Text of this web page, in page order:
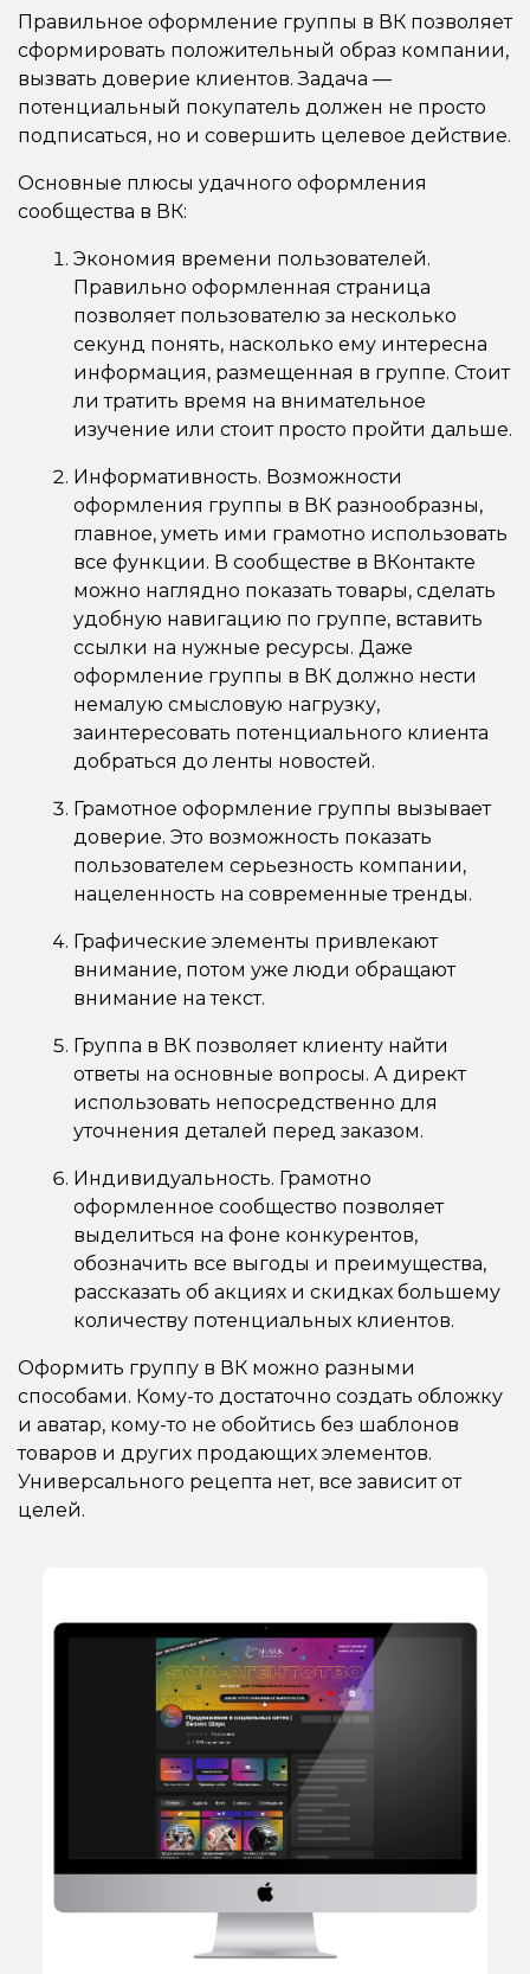
Правильное оформление группы в ВК позволяет
сформировать положительный образ компании,
вызвать доверие клиентов. Задача —
потенциальный покупатель должен не просто
подписаться, но и совершить целевое действие.
Основные плюсы удачного оформления
сообщества в ВК:
Экономия времени пользователей.
Правильно оформленная страница
позволяет пользователю за несколько
секунд понять, насколько ему интересна
информация, размещенная в группе. Стоит
ли тратить время на внимательное
изучение или стоит просто пройти дальше.
Информативность. Возможности
оформления группы в ВК разнообразны,
главное, уметь ими грамотно использовать
все функции. В сообществе в ВКонтакте
можно наглядно показать товары, сделать
удобную навигацию по группе, вставить
ссылки на нужные ресурсы. Даже
оформление группы в ВК должно нести
немалую смысловую нагрузку,
заинтересовать потенциального клиента
добраться до ленты новостей.
Грамотное оформление группы вызывает
доверие. Это возможность показать
пользователем серьезность компании,
нацеленность на современные тренды.
Графические элементы привлекают
внимание, потом уже люди обращают
внимание на текст.
Группа в ВК позволяет клиенту найти
ответы на основные вопросы. А директ
использовать непосредственно для
уточнения деталей перед заказом.
Индивидуальность. Грамотно
оформленное сообщество позволяет
выделиться на фоне конкурентов,
обозначить все выгоды и преимущества,
рассказать об акциях и скидках большему
количеству потенциальных клиентов.
Оформить группу в ВК можно разными
способами. Кому-то достаточно создать обложку
и аватар, кому-то не обойтись без шаблонов
товаров и других продающих элементов.
Универсального рецепта нет, все зависит от
целей.